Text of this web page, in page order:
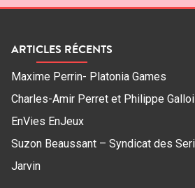
ARTICLES RÉCENTS
Maxime Perrin- Platonia Games
Charles-Amir Perret et Philippe
EnVies EnJeux
Suzon Beaussant – Syndicat des
Jarvin